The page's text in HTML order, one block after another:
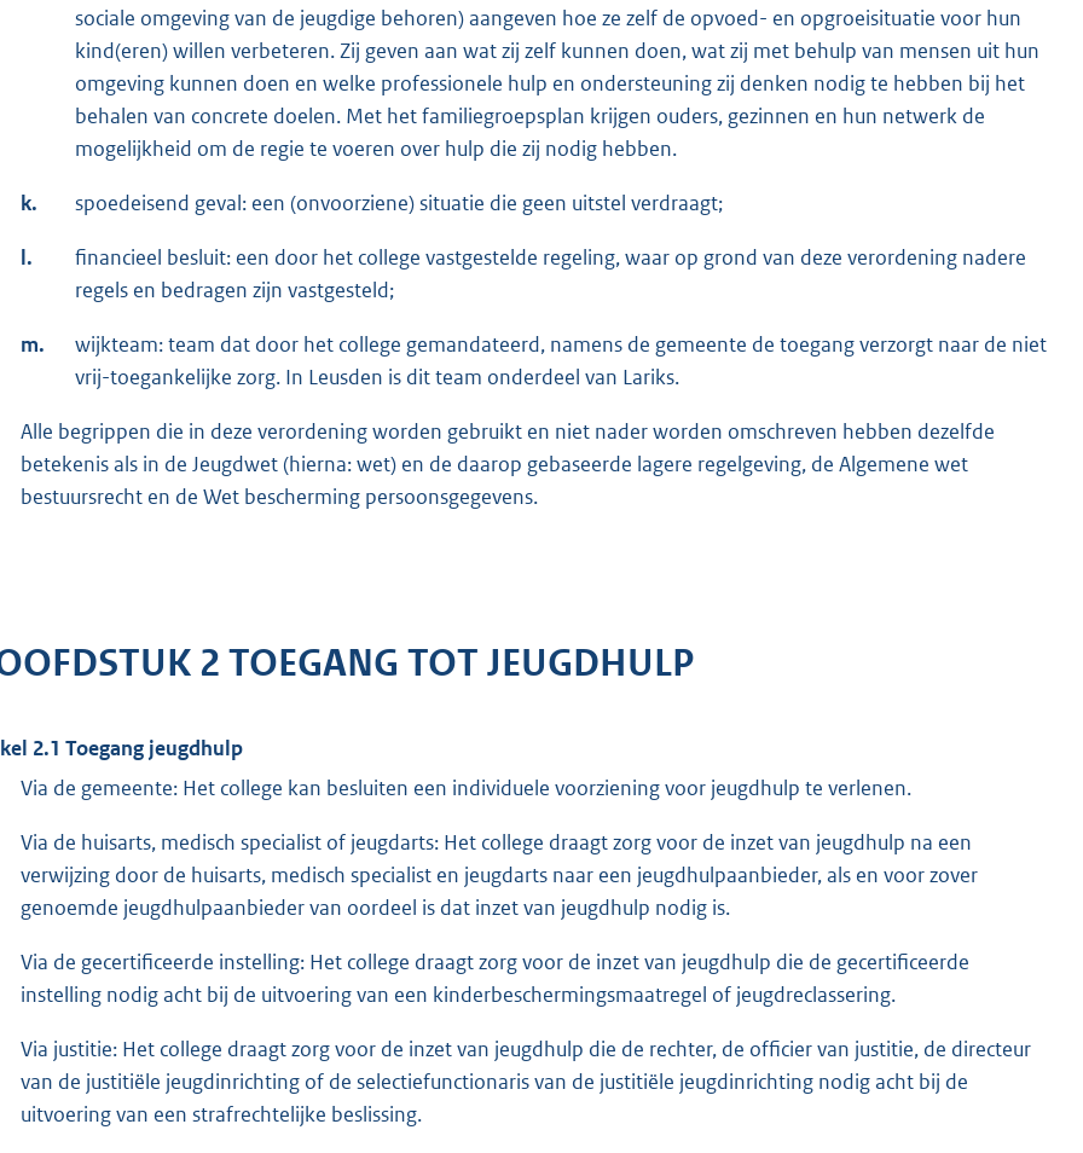
sociale omgeving van de jeugdige behoren) aangeven hoe ze zelf de opvoed- en opgroeisituatie voor hun
kind(eren) willen verbeteren. Zij geven aan wat zij zelf kunnen doen, wat zij met behulp van mensen uit hun
omgeving kunnen doen en welke professionele hulp en ondersteuning zij denken nodig te hebben bij het
behalen van concrete doelen. Met het familiegroepsplan krijgen ouders, gezinnen en hun netwerk de
mogelijkheid om de regie te voeren over hulp die zij nodig hebben.
k. spoedeisend geval: een (onvoorziene) situatie die geen uitstel verdraagt;
l.
financieel besluit: een door het college vastgestelde regeling, waar op grond van deze verordening nadere
regels en bedragen zijn vastgesteld;
m.
wijkteam: team dat door het college gemandateerd, namens de gemeente de toegang verzorgt naar de niet
vrij-toegankelijke zorg. In Leusden is dit team onderdeel van Lariks.
Alle begrippen die in deze verordening worden gebruikt en niet nader worden omschreven hebben dezelfde
betekenis als in de Jeugdwet (hierna: wet) en de daarop gebaseerde lagere regelgeving, de Algemene wet
bestuursrecht en de Wet bescherming persoonsgegevens.
2 TOEGANG TOT JEUGDHULP
2.1 Toegang jeugdhulp
Via de gemeente: Het college kan besluiten een individuele voorziening voor jeugdhulp te verlenen.
Via de huisarts, medisch specialist of jeugdarts: Het college draagt zorg voor de inzet van jeugdhulp na een
verwijzing door de huisarts, medisch specialist en jeugdarts naar een jeugdhulpaanbieder, als en voor zover
genoemde jeugdhulpaanbieder van oordeel is dat inzet van jeugdhulp nodig is.
Via de gecertificeerde instelling: Het college draagt zorg voor de inzet van jeugdhulp die de gecertificeerde
instelling nodig acht bij de uitvoering van een kinderbeschermingsmaatregel of jeugdreclassering.
Via justitie: Het college draagt zorg voor de inzet van jeugdhulp die de rechter, de officier van justitie, de directeur
van de justitiële jeugdinrichting of de selectiefunctionaris van de justitiële jeugdinrichting nodig acht bij de
uitvoering van een strafrechtelijke beslissing.